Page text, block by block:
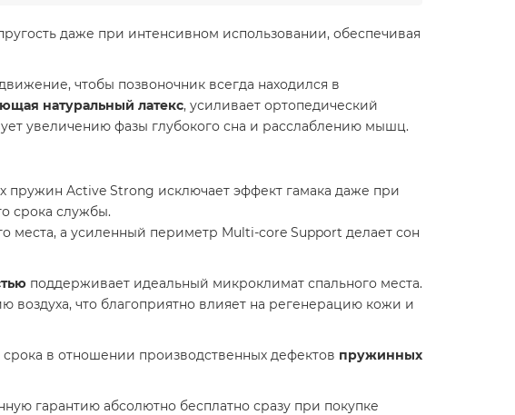
даже при интенсивном использовании, обеспечивая
чтобы позвоночник всегда находился в
натуральный латекс, усиливает ортопедический
увеличению фазы глубокого сна и расслаблению мышц.
пружин Active Strong исключает эффект гамака даже при
срока службы.
места, а усиленный периметр Multi-core Support делает сон
поддерживает идеальный микроклимат спального места.
что благоприятно влияет на регенерацию кожи и
в отношении производственных дефектов пружинных
гарантию абсолютно бесплатно сразу при покупке